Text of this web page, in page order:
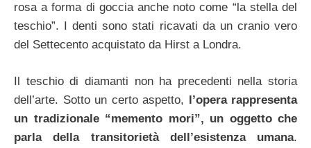
rosa a forma di goccia anche noto come “la stella del
teschio”. I denti sono stati ricavati da un cranio vero
del Settecento acquistato da Hirst a Londra.
Il teschio di diamanti non ha precedenti nella storia
dell’arte. Sotto un certo aspetto, l’opera rappresenta
un tradizionale “memento mori”, un oggetto che
parla della transitorietà dell’esistenza umana.